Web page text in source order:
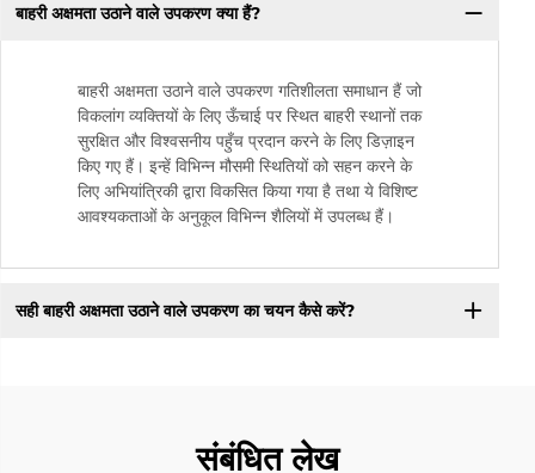
बाहरी अक्षमता उठाने वाले उपकरण क्या हैं?
बाहरी अक्षमता उठाने वाले उपकरण गतिशीलता समाधान हैं जो
विकलांग व्यक्तियों के लिए ऊँचाई पर स्थित बाहरी स्थानों तक
सुरक्षित और विश्वसनीय पहुँच प्रदान करने के लिए डिज़ाइन
किए गए हैं। इन्हें विभिन्न मौसमी स्थितियों को सहन करने के
लिए अभियांत्रिकी द्वारा विकसित किया गया है तथा ये विशिष्ट
आवश्यकताओं के अनुकूल विभिन्न शैलियों में उपलब्ध हैं।
सही बाहरी अक्षमता उठाने वाले उपकरण का चयन कैसे करें?
संबंधित लेख